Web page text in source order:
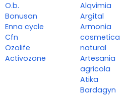
O.b.
Bonusan
Enna cycle
Cfn
Ozolife
Activozone
Alqvimia
Argital
Armonia
cosmetica
natural
Artesania
agricola
Atika
Bardagyn